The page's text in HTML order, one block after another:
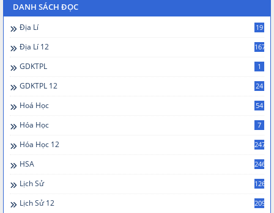
DANH SÁCH ĐỌC
Địa Lí 19
Địa Lí 12 167
GDKTPL 1
GDKTPL 12 24
Hoá Học 54
Hóa Học 7
Hóa Học 12 247
HSA 246
Lịch Sử 126
Lịch Sử 12 209